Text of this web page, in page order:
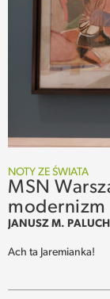
NOTY ZE ŚWIATA
MSN
modernizm
JANUSZ M. PALUCH
Ach ta Jaremianka!